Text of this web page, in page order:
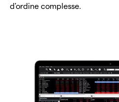
d'ordine complesse.